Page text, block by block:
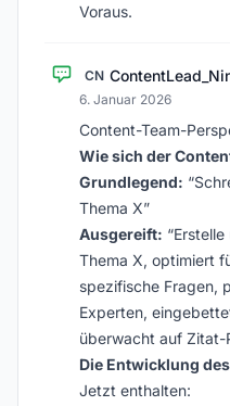
Voraus.
CN
6. Januar 2026
Content-Team-
Wie sich der
Grundlegend:
Thema X”
Ausgereift:
Thema X, optimiert
spezifische Fragen,
Experten,
überwacht auf Zitat-
Die Entwicklung
Jetzt enthalten: